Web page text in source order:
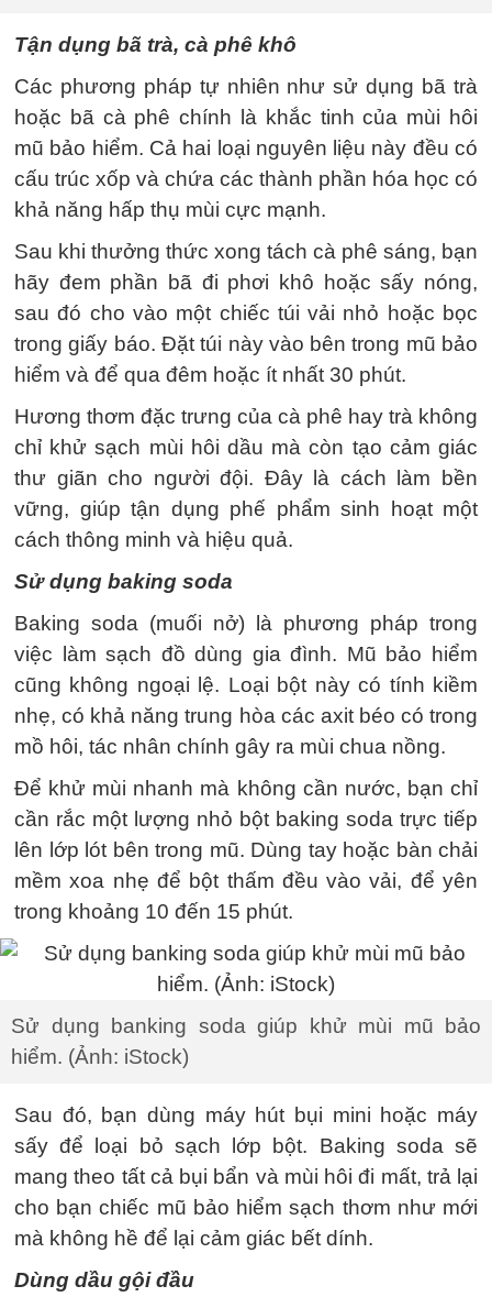
Tận dụng bã trà, cà phê khô
Các phương pháp tự nhiên như sử dụng bã trà
hoặc bã cà phê chính là khắc tinh của mùi hôi
mũ bảo hiểm. Cả hai loại nguyên liệu này đều có
cấu trúc xốp và chứa các thành phần hóa học có
khả năng hấp thụ mùi cực mạnh.
Sau khi thưởng thức xong tách cà phê sáng, bạn
hãy đem phần bã đi phơi khô hoặc sấy nóng,
sau đó cho vào một chiếc túi vải nhỏ hoặc bọc
trong giấy báo. Đặt túi này vào bên trong mũ bảo
hiểm và để qua đêm hoặc ít nhất 30 phút.
Hương thơm đặc trưng của cà phê hay trà không
chỉ khử sạch mùi hôi dầu mà còn tạo cảm giác
thư giãn cho người đội. Đây là cách làm bền
vững, giúp tận dụng phế phẩm sinh hoạt một
cách thông minh và hiệu quả.
Sử dụng baking soda
Baking soda (muối nở) là phương pháp trong
việc làm sạch đồ dùng gia đình. Mũ bảo hiểm
cũng không ngoại lệ. Loại bột này có tính kiềm
nhẹ, có khả năng trung hòa các axit béo có trong
mồ hôi, tác nhân chính gây ra mùi chua nồng.
Để khử mùi nhanh mà không cần nước, bạn chỉ
cần rắc một lượng nhỏ bột baking soda trực tiếp
lên lớp lót bên trong mũ. Dùng tay hoặc bàn chải
mềm xoa nhẹ để bột thấm đều vào vải, để yên
trong khoảng 10 đến 15 phút.
Sử dụng banking soda giúp khử mùi mũ bảo
hiểm. (Ảnh: iStock)
Sau đó, bạn dùng máy hút bụi mini hoặc máy
sấy để loại bỏ sạch lớp bột. Baking soda sẽ
mang theo tất cả bụi bẩn và mùi hôi đi mất, trả lại
cho bạn chiếc mũ bảo hiểm sạch thơm như mới
mà không hề để lại cảm giác bết dính.
Dùng dầu gội đầu